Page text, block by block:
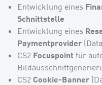
Entwicklung eines
Schnittstelle
Entwicklung eines
Paymentprovider
CS2 Focuspoint für
CS2 Cookie-Banner